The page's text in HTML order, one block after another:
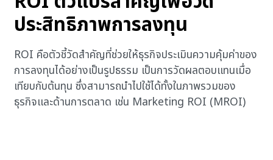
ประสิทธิภาพการลงทุน
ROI คือตัวชี้วัดสำคัญที่ช่วยให้ธุรกิจประเมินความคุ้มค่าของ
การลงทุนได้อย่างเป็นรูปธรรม เป็นการวัดผลตอบแทนเมื่อ
เทียบกับต้นทุน ซึ่งสามารถนำไปใช้ได้ทั้งในภาพรวมของ
ธุรกิจและด้านการตลาด เช่น Marketing ROI (MROI)